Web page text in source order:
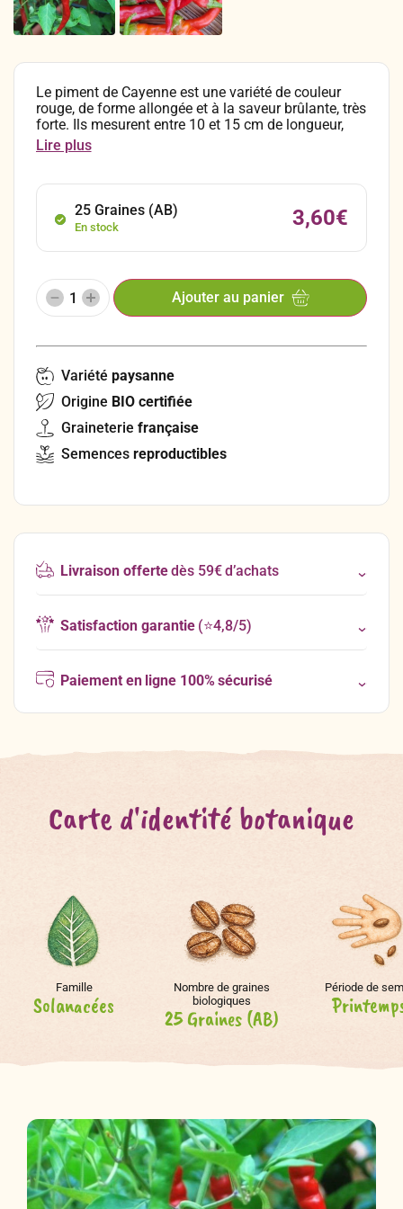
Le piment de Cayenne est une variété de couleur
rouge, de forme allongée et à la saveur brûlante, très
forte. Ils mesurent entre 10 et 15 cm de longueur,
avec l’extrémité bien pointue. Cette variété a une très
bonne aptitude au séchage et peut ainsi se
utilisé ultérieurement en poudre. C’est une variété
que l’on utilise surtout dans la préparations de
sauces et de marinades.
Lire plus
25 Graines (AB)
En stock 3,60€
Ajouter au panier
Variété paysanne
Origine BIO certifiée
Graineterie française
Semences reproductibles
Livraison offertedès 59€ d’achats
Satisfaction garantie(⭐4,8/5)
Paiement en ligne 100% sécurisé
Carte d'identité botanique
Famille
Solanacées
Nombre de graines
biologiques
25 Graines (AB)
Période de